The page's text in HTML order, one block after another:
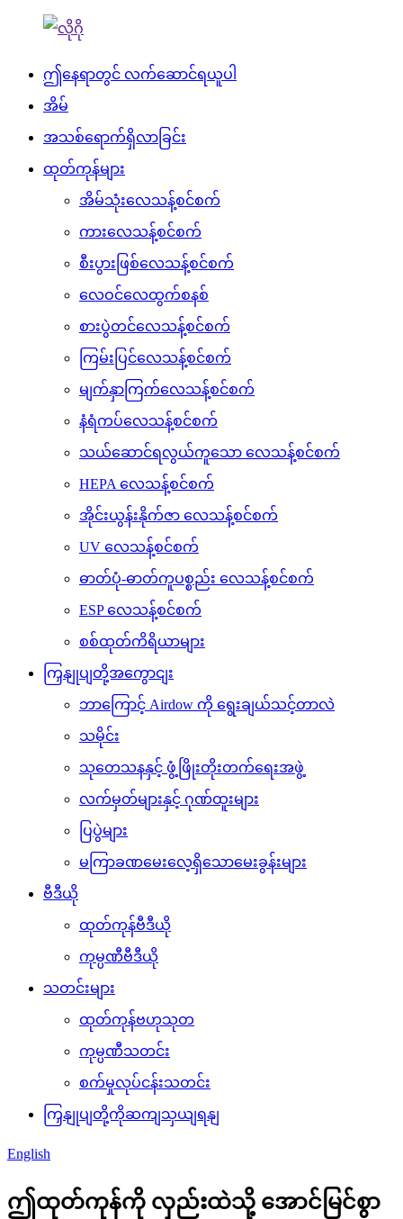
ဤနေရာတွင် လက်ဆောင်ရယူပါ
အိမ်
အသစ်ရောက်ရှိလာခြင်း
ထုတ်ကုန်များ
အိမ်သုံးလေသန့်စင်စက်
ကားလေသန့်စင်စက်
စီးပွားဖြစ်လေသန့်စင်စက်
လေဝင်လေထွက်စနစ်
စားပွဲတင်လေသန့်စင်စက်
ကြမ်းပြင်လေသန့်စင်စက်
မျက်နှာကြက်လေသန့်စင်စက်
နံရံကပ်လေသန့်စင်စက်
သယ်ဆောင်ရလွယ်ကူသော လေသန့်စင်စက်
HEPA လေသန့်စင်စက်
အိုင်းယွန်းနိုက်ဇာ လေသန့်စင်စက်
UV လေသန့်စင်စက်
ဓာတ်ပုံ-ဓာတ်ကူပစ္စည်း လေသန့်စင်စက်
ESP လေသန့်စင်စက်
စစ်ထုတ်ကိရိယာများ
ကြှနျုပျတို့အကွောငျး
ဘာကြောင့် Airdow ကို ရွေးချယ်သင့်တာလဲ
သမိုင်း
သုတေသနနှင့် ဖွံ့ဖြိုးတိုးတက်ရေးအဖွဲ့
လက်မှတ်များနှင့် ဂုဏ်ထူးများ
ပြပွဲများ
မကြာခဏမေးလေ့ရှိသောမေးခွန်းများ
ဗီဒီယို
ထုတ်ကုန်ဗီဒီယို
ကုမ္ပဏီဗီဒီယို
သတင်းများ
ထုတ်ကုန်ဗဟုသုတ
ကုမ္ပဏီသတင်း
စက်မှုလုပ်ငန်းသတင်း
ကြှနျုပျတို့ကိုဆကျသှယျရနျ
English
ဤထုတ်ကုန်ကို လှည်းထဲသို့ အောင်မြင်စွာ